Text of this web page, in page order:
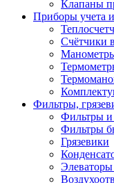
Клапаны
Приборы учета
Счётчики
Фильтры,
Фильтры и
Фильтры
Грязевики